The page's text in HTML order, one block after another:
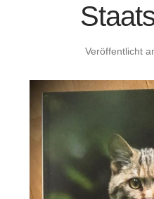
Veröffentlicht